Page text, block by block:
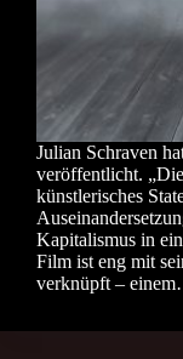
Julian Schraven
veröffentlicht.
künstlerisches
Kapitalismus in
Film ist eng mit
verknüpft –